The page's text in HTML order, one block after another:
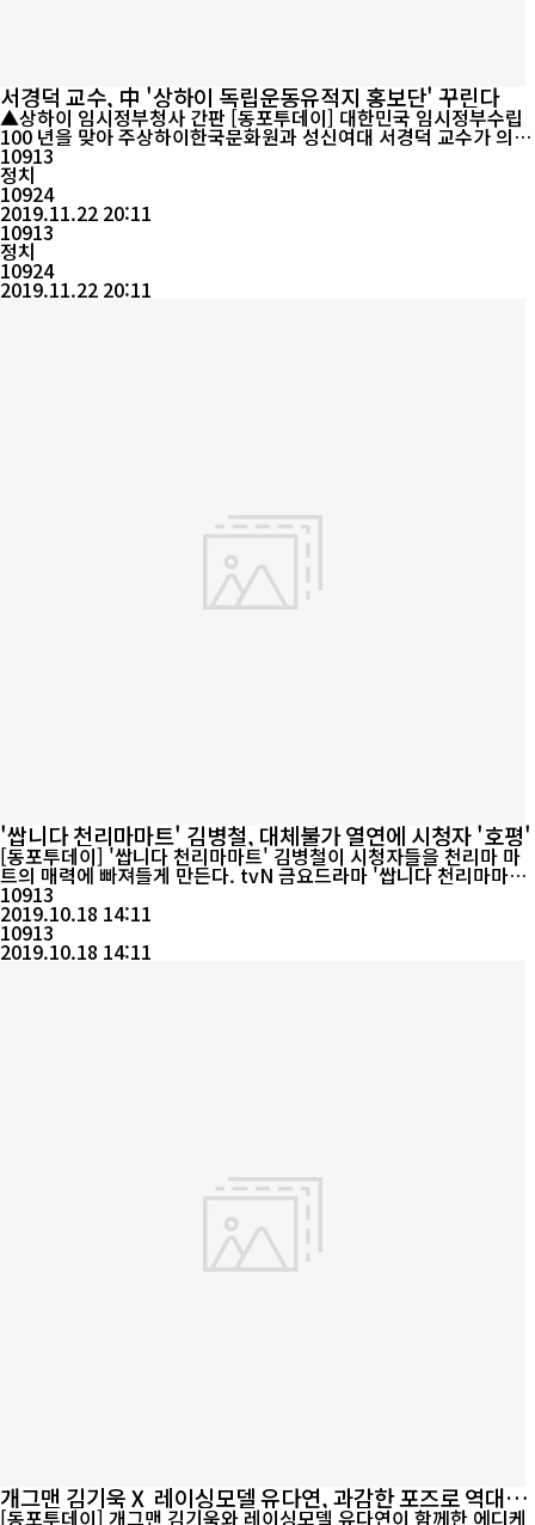
서경덕 교수, 中 '상하이 독립운동유적지 홍보단' 꾸린다
▲상하이 임시정부청사 간판 [동포투데이] 대한민국 임시정부수립
100 년을 맞아 주상하이한국문화원과 성신여대 서경덕 교수가 의기
투합해 상하이 독립운동유적지를 널리 알리는 홍보 컨텐츠를 제작한
다고 22일 밝혔다. 이번 '상하이 독립운동유적지 홍보단'은 서 교수
를 단장으로 사진 작가, 영상 및 드론 전문가, 웹툰 작가, 유튜버, SN
S 인플루언서 등 다양한 홍보 컨텐츠 개발자들 30명과 함께 동행한
다. 이번 일정...
10913
정치
10924
2019.11.22 20:11
10913
정치
10924
2019.11.22 20:11
'쌉니다 천리마마트' 김병철, 대체불가 열연에 시청자 '호평'
[동포투데이] '쌉니다 천리마마트' 김병철이 시청자들을 천리마 마
트의 매력에 빠져들게 만든다. tvN 금요드라마 '쌉니다 천리마마
트'에 대한 반응이 뜨거운 가운데, 극 중 천리마 마트의 사장 정복동
역을 맡아 열연중인 김병철. 다소 엉뚱하고 비현실적으로 보이는 상
황에서도 김병철은 특유의 진지한 코미디 연기로, 매 등장마다 극을
이끄는 중심축으로서 자신의 역할을 톡톡히 하고 있다. ...
10913
2019.10.18 14:11
10913
2019.10.18 14:11
개그맨 김기욱Ⅹ 레이싱모델 유다연, 과감한 포즈로 역대급
[동포투데이] 개그맨 김기욱와 레이싱모델 유다연이 함께한 에디케